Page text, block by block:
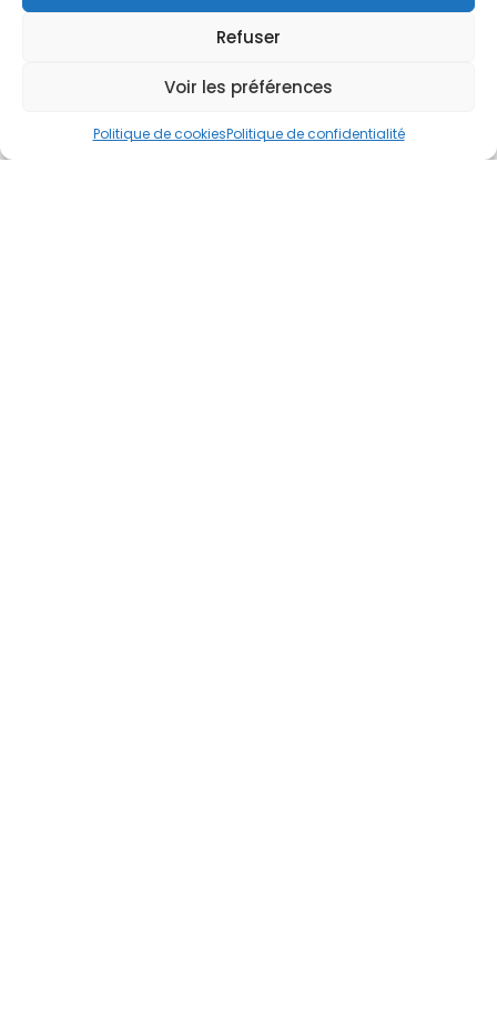
Refuser
Voir les préférences
Politique de cookiesPolitique de confidentialité